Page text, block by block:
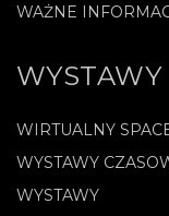
WAŻNE
WYSTAWY
WIRTUALNY
WYSTAWY
WYSTAWY